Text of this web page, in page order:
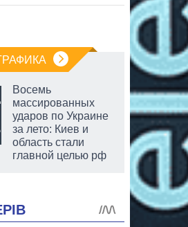
Восемь
массированных
ударов по Украине
за лето: Киев и
область стали
главной целью рф